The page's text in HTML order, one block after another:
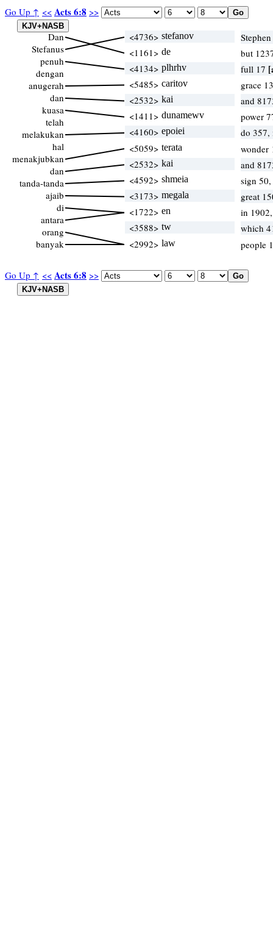
Go Up ↑ << Acts 6:8 >>
Go Up ↑ << Acts 6:8 >>
Dan
Stefanus
penuh
dengan
anugerah
dan
kuasa
telah
melakukan
hal
menakjubkan
dan
tanda-tanda
ajaib
di
antara
orang
banyak
<4736> stefanov
<1161> de
but
<4134> plhrhv full 17
<5485> caritov
grace
<2532> kai
and
<1411> dunamewv
power
<4160> epoiei
do
<5059> terata
wonder
<2532> kai
and
<4592> shmeia
sign
<3173> megala
great
<1722> en
in
<3588> tw
which
<2992> law people